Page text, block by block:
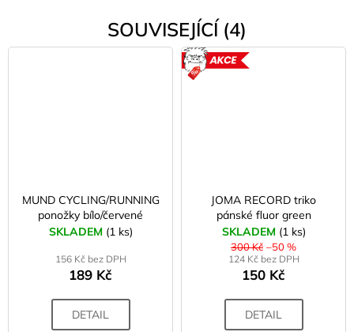
SOUVISEJÍCÍ (4)
MUND CYCLING/RUNNING
ponožky bílo/červené
SKLADEM (1 ks)
156 Kč bez DPH
189 Kč
DETAIL
JOMA RECORD triko
pánské fluor green
SKLADEM (1 ks)
300 Kč –50 %
124 Kč bez DPH
150 Kč
DETAIL